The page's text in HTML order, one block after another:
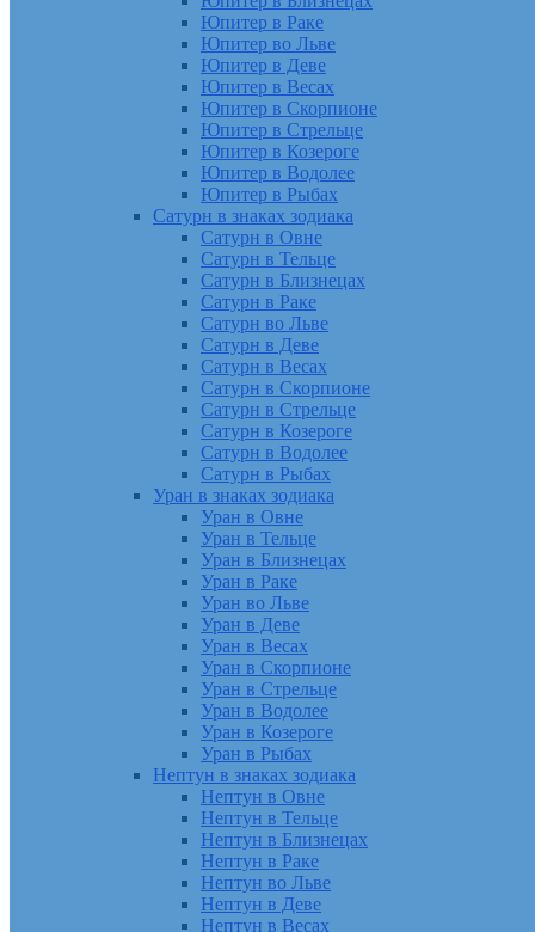
Юпитер в Раке
Юпитер во Льве
Юпитер в Деве
Юпитер в Весах
Юпитер в Скорпионе
Юпитер в Стрельце
Юпитер в Козероге
Юпитер в Водолее
Юпитер в Рыбах
Сатурн в знаках зодиака
Сатурн в Овне
Сатурн в Тельце
Сатурн в Близнецах
Сатурн в Раке
Сатурн во Льве
Сатурн в Деве
Сатурн в Весах
Сатурн в Скорпионе
Сатурн в Стрельце
Сатурн в Козероге
Сатурн в Водолее
Сатурн в Рыбах
Уран в знаках зодиака
Уран в Овне
Уран в Тельце
Уран в Близнецах
Уран в Раке
Уран во Льве
Уран в Деве
Уран в Весах
Уран в Скорпионе
Уран в Стрельце
Уран в Водолее
Уран в Козероге
Уран в Рыбах
Нептун в знаках зодиака
Нептун в Овне
Нептун в Тельце
Нептун в Близнецах
Нептун в Раке
Нептун во Льве
Нептун в Деве
Нептун в Весах